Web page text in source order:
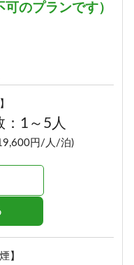
のプランです）
：1～5人
円/人/泊)
】